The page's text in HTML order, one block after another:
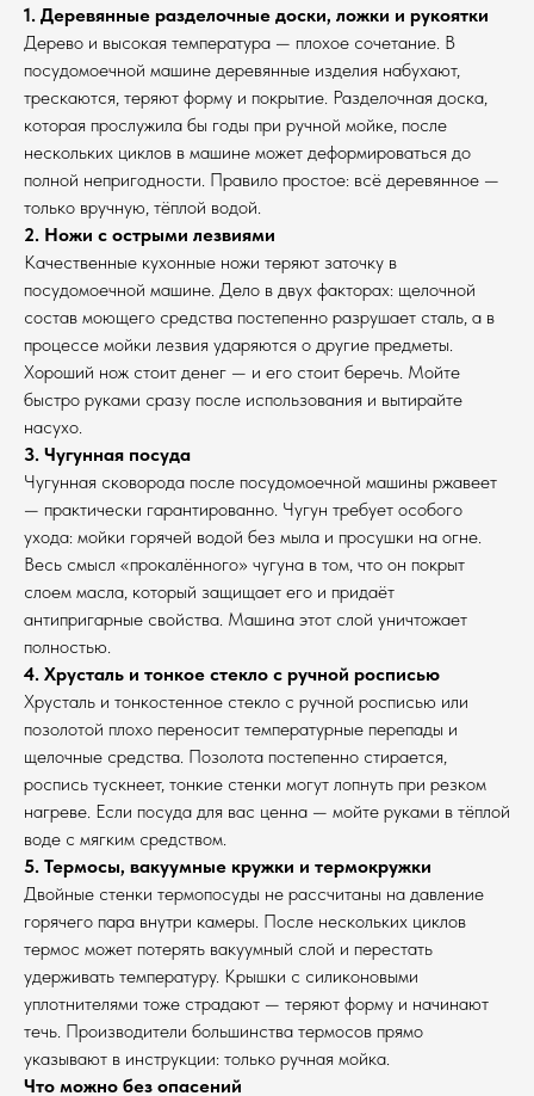
1. Деревянные разделочные доски, ложки и рукоятки
Дерево и высокая температура — плохое сочетание. В
посудомоечной машине деревянные изделия набухают,
трескаются, теряют форму и покрытие. Разделочная доска,
которая прослужила бы годы при ручной мойке, после
нескольких циклов в машине может деформироваться до
полной непригодности. Правило простое: всё деревянное —
только вручную, тёплой водой.
2. Ножи с острыми лезвиями
Качественные кухонные ножи теряют заточку в
посудомоечной машине. Дело в двух факторах: щелочной
состав моющего средства постепенно разрушает сталь, а в
процессе мойки лезвия ударяются о другие предметы.
Хороший нож стоит денег — и его стоит беречь. Мойте
быстро руками сразу после использования и вытирайте
насухо.
3. Чугунная посуда
Чугунная сковорода после посудомоечной машины ржавеет
— практически гарантированно. Чугун требует особого
ухода: мойки горячей водой без мыла и просушки на огне.
Весь смысл «прокалённого» чугуна в том, что он покрыт
слоем масла, который защищает его и придаёт
антипригарные свойства. Машина этот слой уничтожает
полностью.
4. Хрусталь и тонкое стекло с ручной росписью
Хрусталь и тонкостенное стекло с ручной росписью или
позолотой плохо переносит температурные перепады и
щелочные средства. Позолота постепенно стирается,
роспись тускнеет, тонкие стенки могут лопнуть при резком
нагреве. Если посуда для вас ценна — мойте руками в тёплой
воде с мягким средством.
5. Термосы, вакуумные кружки и термокружки
Двойные стенки термопосуды не рассчитаны на давление
горячего пара внутри камеры. После нескольких циклов
термос может потерять вакуумный слой и перестать
удерживать температуру. Крышки с силиконовыми
уплотнителями тоже страдают — теряют форму и начинают
течь. Производители большинства термосов прямо
указывают в инструкции: только ручная мойка.
Что можно без опасений